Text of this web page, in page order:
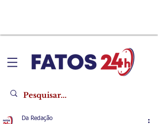
Da Redação